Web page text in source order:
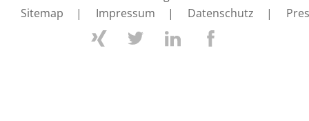
Sitemap
| Impressum | Datenschutz |